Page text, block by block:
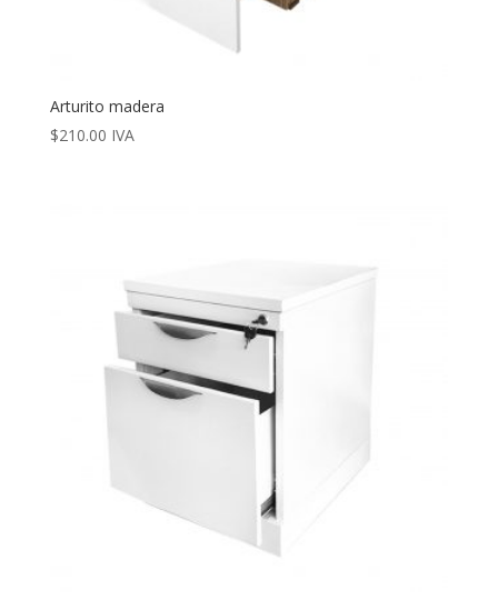
Arturito madera
$210.00 IVA